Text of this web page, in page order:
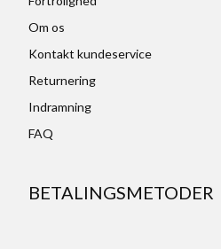
Om os
Kontakt kundeservice
Returnering
Indramning
FAQ
BETALINGSMETODER